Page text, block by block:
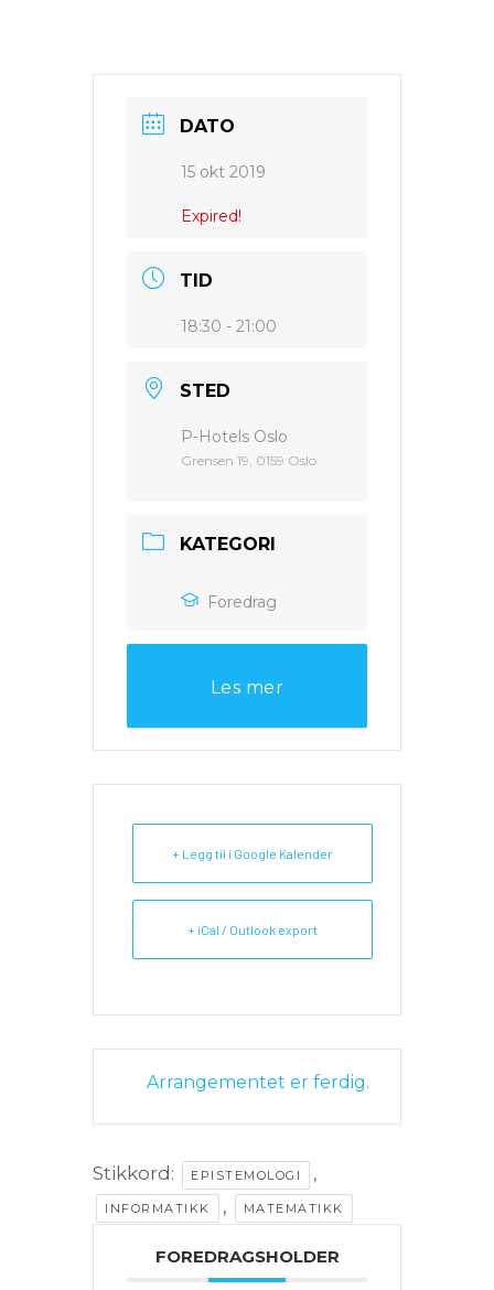
DATO
15 okt 2019
Expired!
TID
18:30 - 21:00
STED
P-Hotels Oslo
Grensen 19, 0159 Oslo
KATEGORI
Foredrag
Les mer
+ Legg til i Google Kalender
+ iCal / Outlook export
Arrangementet er ferdig.
Stikkord: EPISTEMOLOGI ,
INFORMATIKK , MATEMATIKK
FOREDRAGSHOLDER